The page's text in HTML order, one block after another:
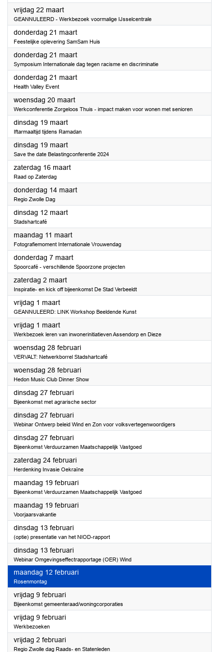
vrijdag 22 maart2024
GEANNULEERD - Werkbezoek voormalige IJsselcentrale
donderdag 21 maart2024
Feestelijke oplevering SamSam Huis
donderdag 21 maart2024
Symposium Internationale dag tegen racisme en discriminatie
donderdag 21 maart2024
Health Valley Event
woensdag 20 maart2024
Werkconferentie Zorgeloos Thuis - impact maken voor wonen met senioren
dinsdag 19 maart2024
Iftarmaaltijd tijdens Ramadan
dinsdag 19 maart2024
Save the date Belastingconferentie 2024
zaterdag 16 maart2024
Raad op Zaterdag
donderdag 14 maart2024
Regio Zwolle Dag
dinsdag 12 maart2024
Stadshartcafé
maandag 11 maart2024
Fotografiemoment Internationale Vrouwendag
donderdag 7 maart2024
Spoorcafé - verschillende Spoorzone projecten
zaterdag 2 maart2024
Inspiratie- en kick off bijeenkomst De Stad Verbeeldt
vrijdag 1 maart2024
GEANNULEERD: LINK Workshop Beeldende Kunst
vrijdag 1 maart2024
Werkbezoek leren van inwonerinitiatieven Assendorp en Dieze
woensdag 28 februari2024
VERVALT: Netwerkborrel Stadshartcafé
woensdag 28 februari2024
Hedon Music Club Dinner Show
dinsdag 27 februari2024
Bijeenkomst met agrarische sector
dinsdag 27 februari2024
Webinar Ontwerp beleid Wind en Zon voor volksvertegenwoordigers
dinsdag 27 februari2024
Bijeenkomst Verduurzamen Maatschappelijk Vastgoed
zaterdag 24 februari2024
Herdenking Invasie Oekraïne
maandag 19 februari2024
Bijeenkomst Verduurzamen Maatschappelijk Vastgoed
maandag 19 februari2024
Voorjaarsvakantie
dinsdag 13 februari2024
(optie) presentatie van het NIOD-rapport
dinsdag 13 februari2024
Webinar Omgevingseffectrapportage (OER) Wind
maandag 12 februari2024
Rosenmontag
vrijdag 9 februari2024
Bijeenkomst gemeenteraad/woningcorporaties
vrijdag 9 februari2024
Werkbezoeken
vrijdag 2 februari2024
Regio Zwolle dag Raads- en Statenleden